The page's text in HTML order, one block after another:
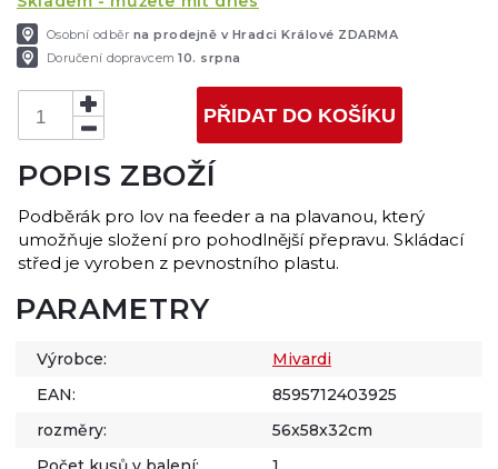
Osobní odběr na prodejně v Hradci Králové ZDARMA
Doručení dopravcem10. srpna
PŘIDAT DO KOŠÍKU
POPIS ZBOŽÍ
Podběrák pro lov na feeder a na plavanou, který
umožňuje složení pro pohodlnější přepravu. Skládací
střed je vyroben z pevnostního plastu.
PARAMETRY
Výrobce:
Mivardi
EAN:
8595712403925
rozměry:
56x58x32cm